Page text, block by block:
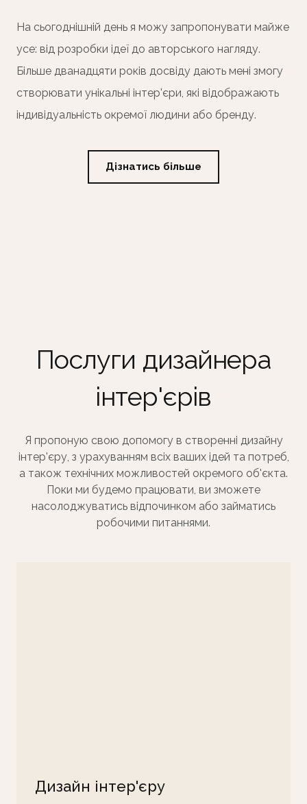
На сьогоднішній день я можу запропонувати майже
усе: від розробки ідеї до авторського нагляду.
Більше дванадцяти років досвіду дають мені змогу
створювати унікальні інтер'єри, які відображають
індивідуальність окремої людини або бренду.
Дізнатись більше
Послуги дизайнера
інтер'єрів
Я пропоную свою допомогу в створенні дизайну
інтер'єру, з урахуванням всіх ваших ідей та потреб,
а також технічних можливостей окремого об'єкта.
Поки ми будемо працювати, ви зможете
насолоджуватись відпочинком або займатись
робочими питаннями.
Дизайн інтер'єру